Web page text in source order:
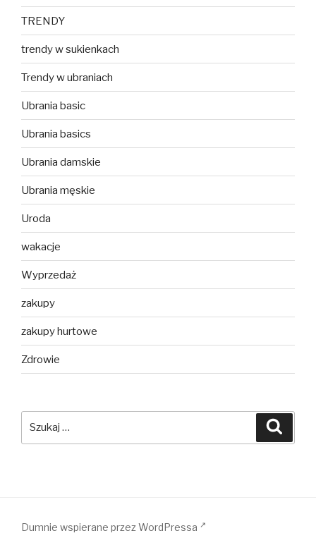
TRENDY
trendy w sukienkach
Trendy w ubraniach
Ubrania basic
Ubrania basics
Ubrania damskie
Ubrania męskie
Uroda
wakacje
Wyprzedaż
zakupy
zakupy hurtowe
Zdrowie
Dumnie wspierane przez WordPressa